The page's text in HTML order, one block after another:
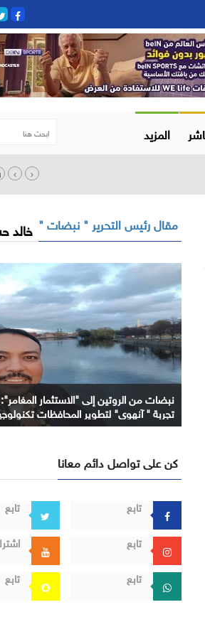
المزيد
مقال رئيس التحرير " نبضات " خالد
نبضات من الروتين إلى "الاستثمار
تجربة " آنهوي" لتطوير المحافظات
كن على تواصل دائم معانا
تابع
تابع
تابع
تابع
تابع